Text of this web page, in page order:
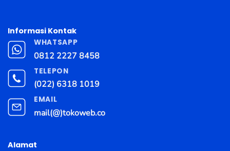
Informasi Kontak
WHATSAPP
0812 2227 8458
TELEPON
(022) 6318 1019
EMAIL
mail(@)tokoweb.co
Alamat